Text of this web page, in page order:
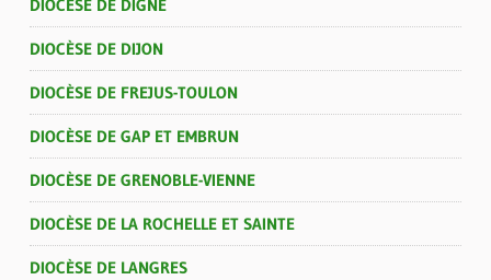
DIOCÈSE DE DIGNE
DIOCÈSE DE DIJON
DIOCÈSE DE FREJUS-TOULON
DIOCÈSE DE GAP ET EMBRUN
DIOCÈSE DE GRENOBLE-VIENNE
DIOCÈSE DE LA ROCHELLE ET SAINTE
DIOCÈSE DE LANGRES